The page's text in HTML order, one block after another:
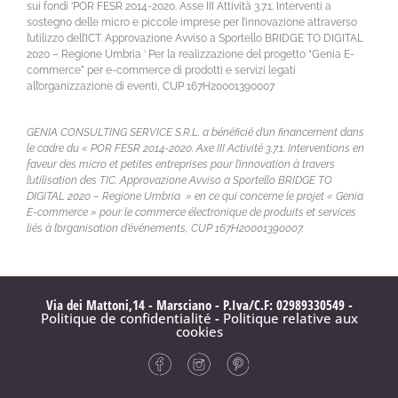
sui fondi ‘POR FESR 2014-2020. Asse III Attività 3.7.1. Interventi a
sostegno delle micro e piccole imprese per l’innovazione attraverso
l’utilizzo dell’ICT. Approvazione Avviso a Sportello BRIDGE TO DIGITAL
2020 – Regione Umbria ‘ Per la realizzazione del progetto “Genia E-
commerce” per e-commerce di prodotti e servizi legati
all’organizzazione di eventi, CUP 167H20001390007
GENIA CONSULTING SERVICE S.R.L. a bénéficié d’un financement dans
le cadre du « POR FESR 2014-2020. Axe III Activité 3.7.1. Interventions en
faveur des micro et petites entreprises pour l’innovation à travers
l’utilisation des TIC. Approvazione Avviso a Sportello BRIDGE TO
DIGITAL 2020 – Regione Umbria » en ce qui concerne le projet « Genia
E-commerce » pour le commerce électronique de produits et services
liés à l’organisation d’événements, CUP 167H20001390007.
Via dei Mattoni,14 - Marsciano - P.Iva/C.F: 02989330549 -
Politique de confidentialité - Politique relative aux
cookies